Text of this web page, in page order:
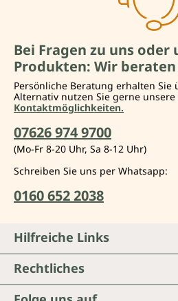
Bei Fragen zu uns oder
Produkten: Wir beraten
Persönliche Beratung erhalten Sie
Alternativ nutzen Sie gerne unsere
Kontaktmöglichkeiten.
07626 974 9700
(Mo-Fr 8-20 Uhr, Sa 8-12 Uhr)
Schreiben Sie uns per Whatsapp:
0160 652 2038
Hilfreiche Links
Rechtliches